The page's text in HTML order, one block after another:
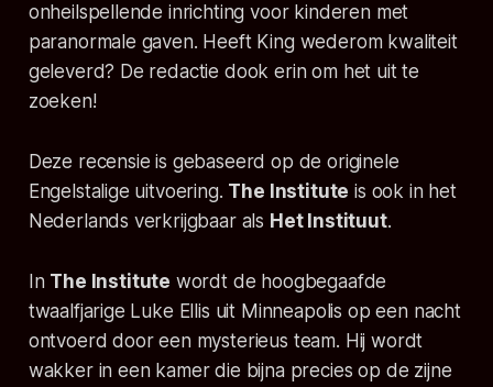
onheilspellende inrichting voor kinderen met
paranormale gaven. Heeft King wederom kwaliteit
geleverd? De redactie dook erin om het uit te
zoeken!
Deze recensie is gebaseerd op de originele
Engelstalige uitvoering. The Institute is ook in het
Nederlands verkrijgbaar als Het Instituut.
In The Institute wordt de hoogbegaafde
twaalfjarige Luke Ellis uit Minneapolis op een nacht
ontvoerd door een mysterieus team. Hij wordt
wakker in een kamer die bijna precies op de zijne